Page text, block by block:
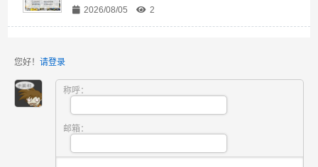
2026/08/05 2
您好！ 请登录
称呼：
邮箱：